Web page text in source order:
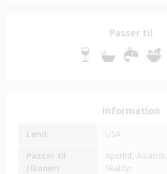
Passer til
Information
Land
USA
Passer til
(ikoner)
Aperitif, Asiatisk,
Skaldyr